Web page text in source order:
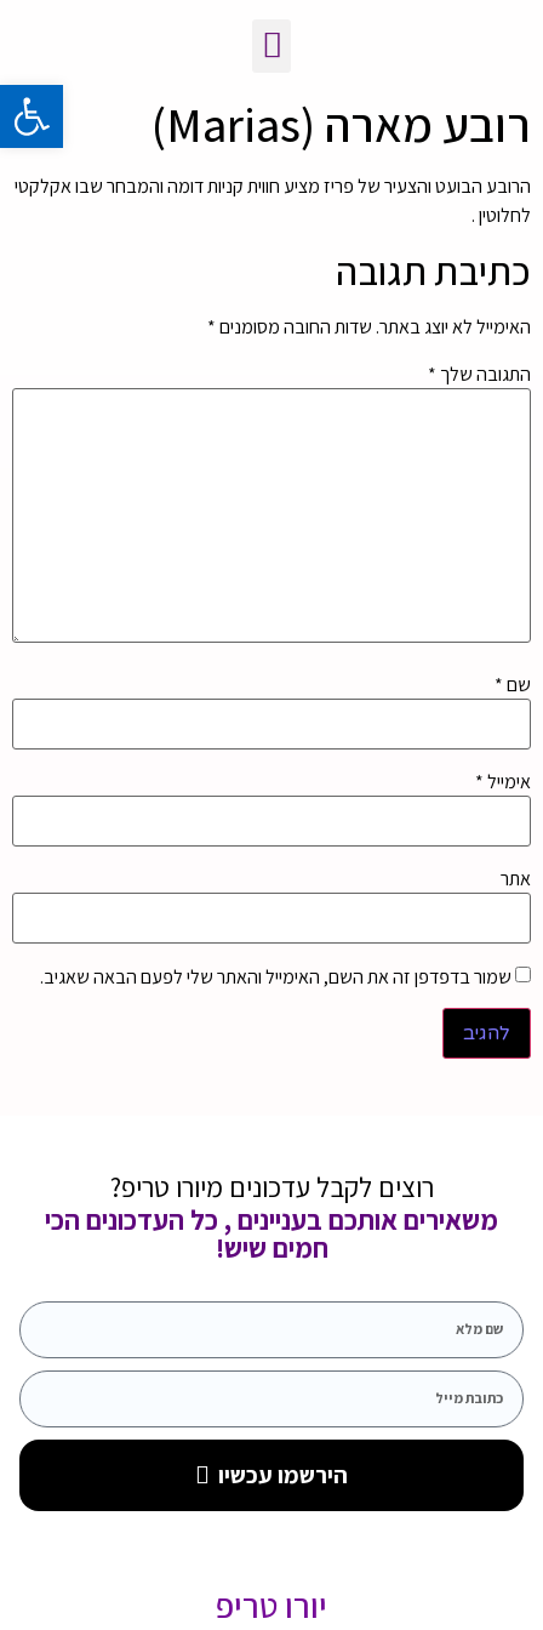
רובע מארה (Marias)
הרובע הבועט והצעיר של פריז מציע חווית קניות דומה והמבחר שבו אקלקטי
לחלוטין .
כתיבת תגובה
האימייל לא יוצג באתר. שדות החובה מסומנים*
התגובה שלך *
שם*
אימייל*
אתר
שמור בדפדפן זה את השם, האימייל והאתר שלי לפעם הבאה שאגיב.
רוצים לקבל עדכונים מיורו טריפ?
משאירים אותכם בעניינים , כל העדכונים הכי
חמים שיש!
הירשמו עכשיו
יורו טריפ